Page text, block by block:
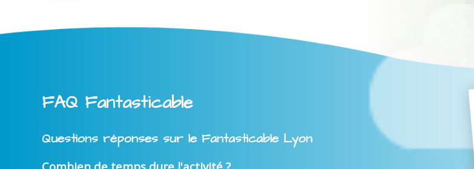
FAQ Fantasticable
Questions réponses sur le Fantasticable Lyon